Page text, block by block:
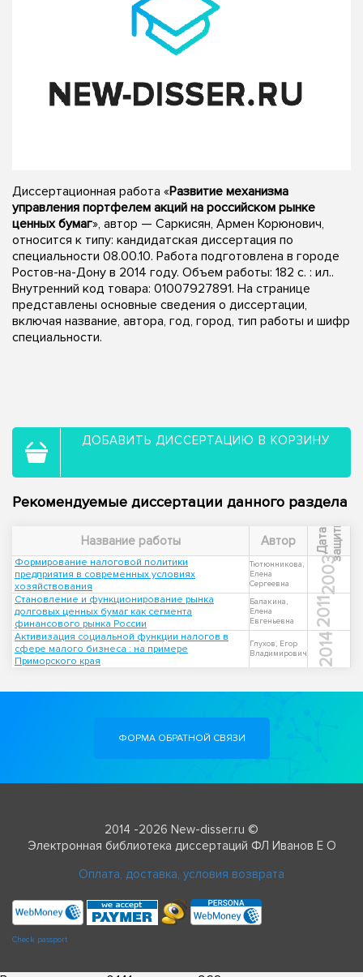
Диссертационная работа «Развитие механизма
управления портфелем акций на российском рынке
ценных бумаг», автор — Саркисян, Армен Корюнович,
относится к типу: кандидатская диссертация по
специальности 08.00.10. Работа подготовлена в городе
Ростов-на-Дону в 2014 году. Объем работы: 182 с. : ил..
Внутренний код товара: 01007927891. На странице
представлены основные сведения о диссертации,
включая название, автора, год, город, тип работы и шифр
специальности.
ДОБАВИТЬ ДИССЕРТАЦИЮ В КОРЗИНУ
Рекомендуемые диссертации данного раздела
Название работы Автор Д
а
т
а
з
а
щ
и
т ы
Формирование налоговой политики
предприятия в современных условиях
хозяйствования
Тютюнникова,
Елена
Сергеевна
2003
Становление и функционирование рынка
долговых ценных бумаг как сегмента
финансового рынка России
Балакина,
Елена
Евгеньевна
2011
Активизация социальной функции налогов в
сфере малого бизнеса : на примере
Приморского края
Глухов, Егор
Владимирович
2014
ФОРМА ОБРАТНОЙ СВЯЗИ
2014 -2026 New-disser.ru ©
Электронная библиотека диссертаций ФЛ Иванов Е О
Оплата, доставка, условия возврата
Check passport